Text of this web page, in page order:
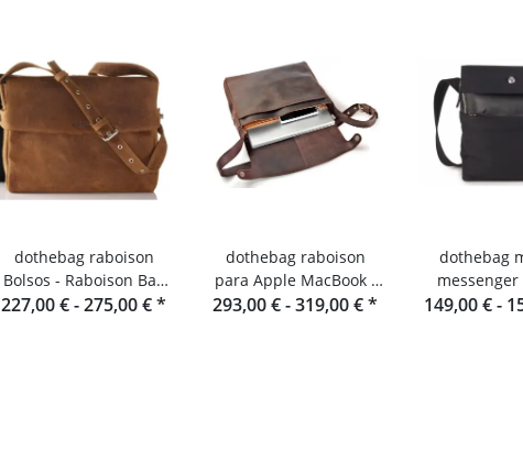
dothebag raboison
Bolsos - Raboison Bag
Formato apaisado toro
227,00 € -275,00 €*
dothebag raboison
para Apple MacBook -
Funda para portátil de
293,00 € -319,00 €*
dothebag
149,00 € -